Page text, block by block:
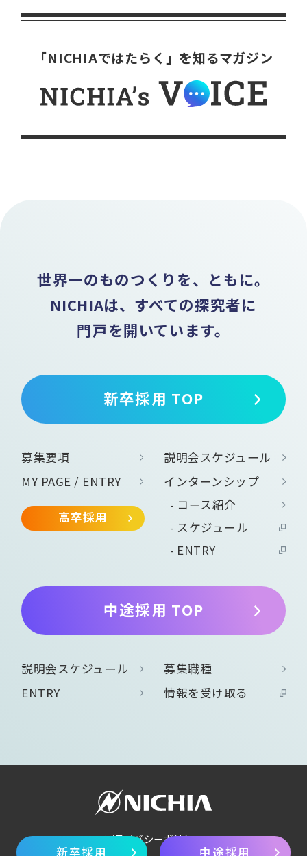
「NICHIAではたらく」を知るマガジン
世界一のものつくりを、ともに。
NICHIAは、すべての探究者に
門戸を開いています。
新卒採用 TOP
募集要項
説明会スケジュール
MY PAGE / ENTRY
インターンシップ
コース紹介
スケジュール
ENTRY
高卒採用
中途採用 TOP
説明会スケジュール
募集職種
ENTRY
情報を受け取る
プライバシーポリシー
新卒採用 中途採用